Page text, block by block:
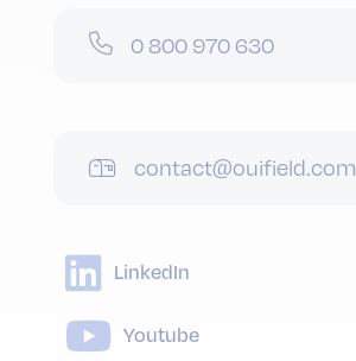
0 800 970 630
contact@ouifield.com
LinkedIn
Youtube